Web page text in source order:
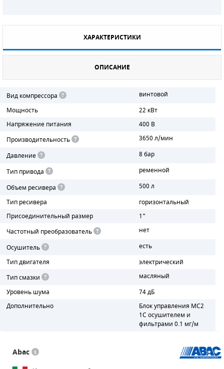
ХАРАКТЕРИСТИКИ
ОПИСАНИЕ
Вид компрессора
винтовой
Мощность
22 кВт
Напряжение питания
400 В
Производительность
3650 л/мин
Давление
8 бар
Тип привода
ременной
Объем ресивера
500 л
Тип ресивера
горизонтальный
Присоединительный размер
1"
Частотный преобразователь
нет
Осушитель
есть
Тип двигателя
электрический
Тип смазки
масляный
Уровень шума
74 дБ
Дополнительно
Блок управления MC2
1С осушителем и
фильтрами 0.1 мг/м
Abac
ДИЗЕЛЬНЫЕ ДВИГАТЕЛИ
ДЕТАЛИ ДВС
МОТОРНОЕ МАСЛО
РАДИАТОРЫ
ПОРШНЕВЫЕ БЛОКИ
ДЕТАЛИ СПИРАЛЬНЫХ КОМПРЕССОРОВ
ДЕТАЛИ НАСОСНОЙ ЧАСТИ
ДЕТАЛИ ПОГРУЖНЫХ НАСОСОВ
ШЛАНГИ ДЛЯ МОТОПОМП
ДЛЯ ВАКУУМНЫХ НАСОСОВ